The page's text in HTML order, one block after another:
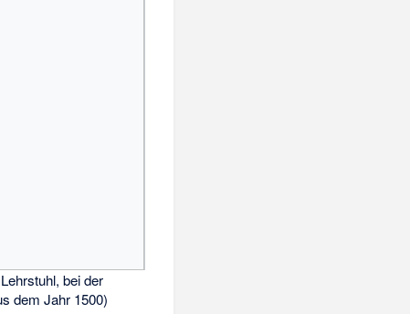
bei der
dem Jahr 1500)